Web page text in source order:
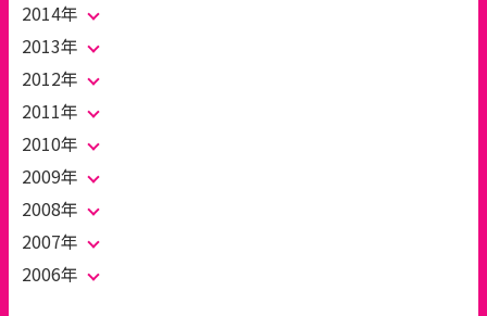
2014年
2013年
2012年
2011年
2010年
2009年
2008年
2007年
2006年